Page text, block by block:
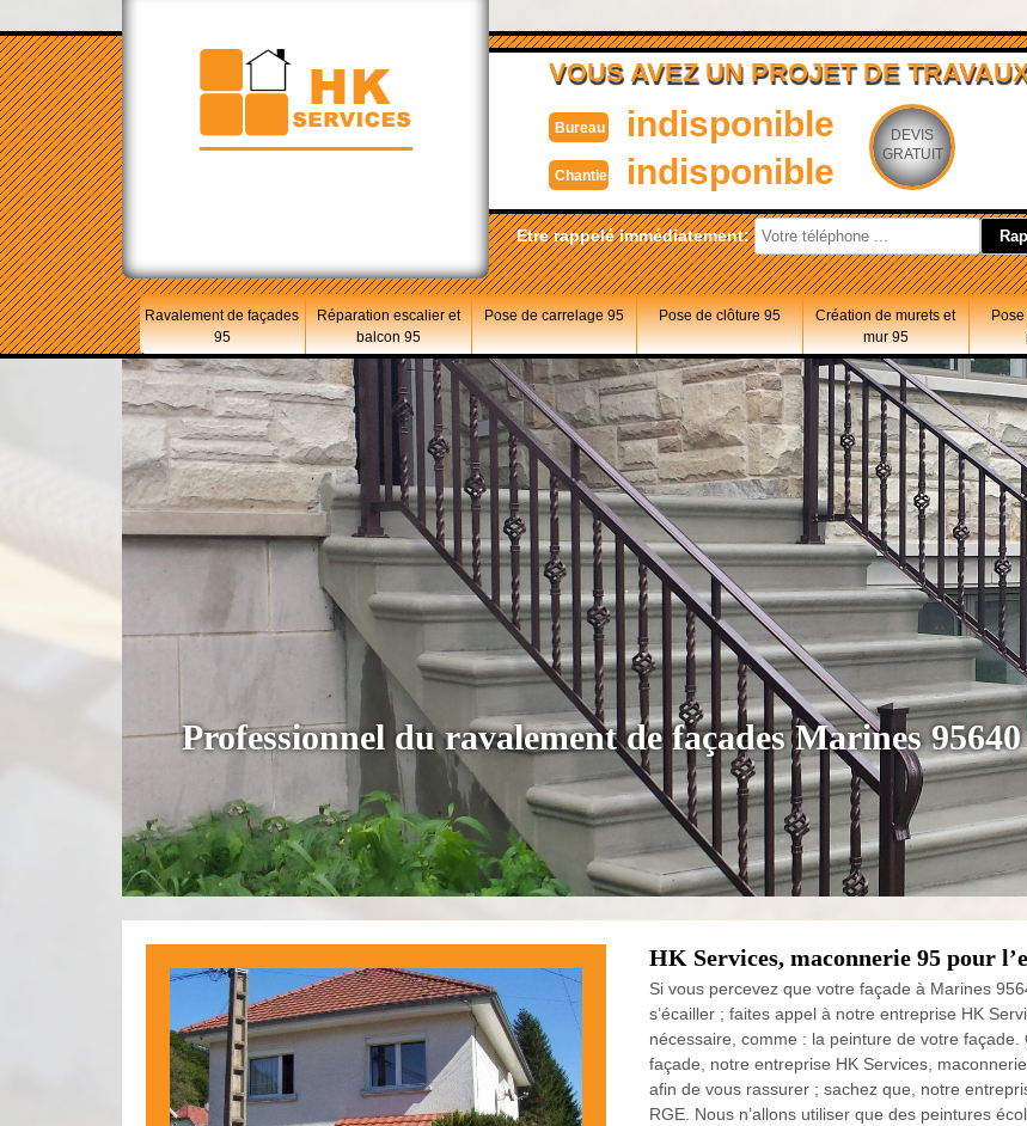
VOUS AVEZ UN PROJET DE
Bureau indisponible
Chantier indisponible
DEVIS
GRATUIT
Etre rappelé immédiatement:
Ravalement de façades
95
Réparation escalier et
balcon 95
Pose de carrelage 95 Pose de clôture 95
Création de murets et
mur 95
Professionnel du ravalement de façades Marines 95640
HK Services, maconnerie 95 pour
Si vous percevez que votre façade à Marines
s’écailler ; faites appel à notre entreprise HK
nécessaire, comme : la peinture de votre
façade, notre entreprise HK Services,
afin de vous rassurer ; sachez que, notre
RGE. Nous n’allons utiliser que des peintures